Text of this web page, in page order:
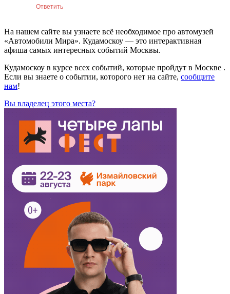
Ответить
На нашем сайте вы узнаете всё необходимое про автомузей
«Автомобили Мира». Кудамоскоу — это интерактивная
афиша самых интересных событий Москвы.
Кудамоскоу в курсе всех событий, которые пройдут в Москве .
Если вы знаете о событии, которого нет на сайте, сообщите
нам!
Вы владелец этого места?